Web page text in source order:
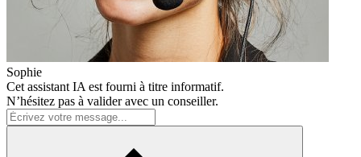
Sophie
Cet assistant IA est fourni à titre informatif.
N’hésitez pas à valider avec un conseiller.